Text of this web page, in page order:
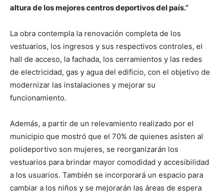
altura de los mejores centros deportivos del país.”
La obra contempla la renovación completa de los
vestuarios, los ingresos y sus respectivos controles, el
hall de acceso, la fachada, los cerramientos y las redes
de electricidad, gas y agua del edificio, con el objetivo de
modernizar las instalaciones y mejorar su
funcionamiento.
Además, a partir de un relevamiento realizado por el
municipio que mostró que el 70% de quienes asisten al
polideportivo son mujeres, se reorganizarán los
vestuarios para brindar mayor comodidad y accesibilidad
a los usuarios. También se incorporará un espacio para
cambiar a los niños y se mejorarán las áreas de espera